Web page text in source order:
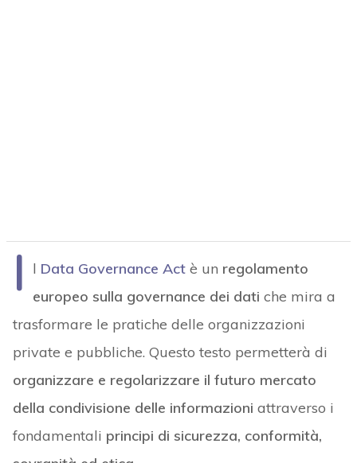
I l Data Governance Actè un regolamento
europeo sulla governance dei dati che mira a
trasformare le pratiche delle organizzazioni
private e pubbliche. Questo testo permetterà di
organizzare e regolarizzare il futuro mercato
della condivisione delle informazioni attraverso i
fondamentali principi di sicurezza, conformità,